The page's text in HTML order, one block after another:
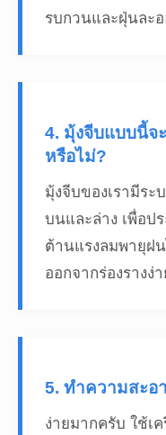
รบกวนและฝุ่นละ
4. มุ้งจีบแบบนี้จ
หรือไม่?
มุ้งจีบของเรามีระ
บนและล่าง เพื่อป
ต้านแรงลมพายุฝ
ออกจากร่องรางง่
5. ทำความสะอ
ง่ายมากครับ ใช้เ